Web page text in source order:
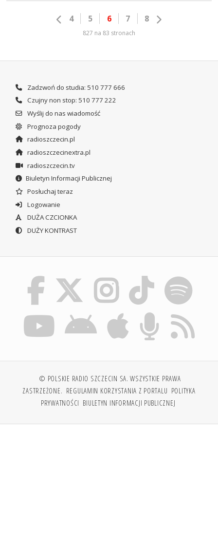
4 5 6 7 8
827 na 83 stronach
Zadzwoń do studia: 510 777 666
Czujny non stop: 510 777 222
Wyślij do nas wiadomość
Prognoza pogody
radioszczecin.pl
radioszczecinextra.pl
radioszczecin.tv
Biuletyn Informacji Publicznej
Posłuchaj teraz
Logowanie
DUŻA CZCIONKA
DUŻY KONTRAST
© POLSKIE RADIO SZCZECIN SA. WSZYSTKIE PRAWA
ZASTRZEŻONE. REGULAMIN KORZYSTANIA Z PORTALU POLITYKA
PRYWATNOŚCI BIULETYN INFORMACJI PUBLICZNEJ